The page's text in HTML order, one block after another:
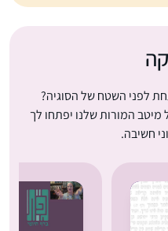
לפני השטח של הסוגיה?
המורות שלנו יפתחו לך
חשיבה.